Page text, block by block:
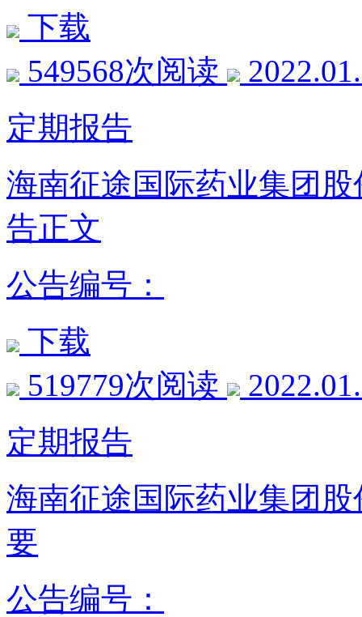
下载
549568次阅读
定期报告
海南征途国际药业集团
告正文
公告编号：
下载
519779次阅读
定期报告
海南征途国际药业集团
要
公告编号：